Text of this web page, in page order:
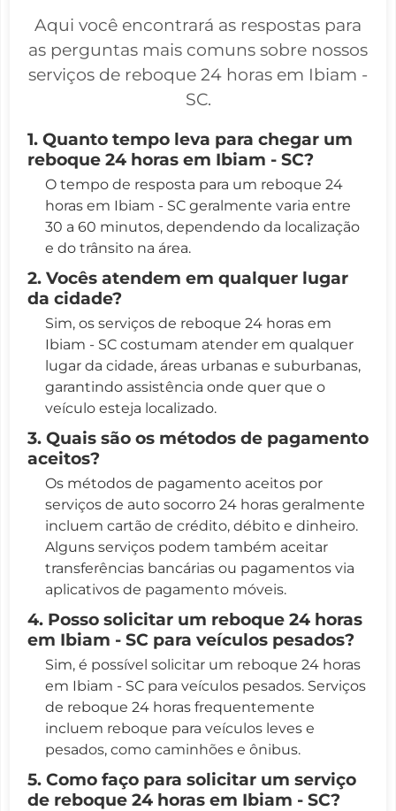
Aqui você encontrará as respostas para
as perguntas mais comuns sobre nossos
serviços de reboque 24 horas em Ibiam -
SC.
1. Quanto tempo leva para chegar um
reboque 24 horas em Ibiam - SC?
O tempo de resposta para um reboque 24
horas em Ibiam - SC geralmente varia entre
30 a 60 minutos, dependendo da localização
e do trânsito na área.
2. Vocês atendem em qualquer lugar
da cidade?
Sim, os serviços de reboque 24 horas em
Ibiam - SC costumam atender em qualquer
lugar da cidade, áreas urbanas e suburbanas,
garantindo assistência onde quer que o
veículo esteja localizado.
3. Quais são os métodos de pagamento
aceitos?
Os métodos de pagamento aceitos por
serviços de auto socorro 24 horas geralmente
incluem cartão de crédito, débito e dinheiro.
Alguns serviços podem também aceitar
transferências bancárias ou pagamentos via
aplicativos de pagamento móveis.
4. Posso solicitar um reboque 24 horas
em Ibiam - SC para veículos pesados?
Sim, é possível solicitar um reboque 24 horas
em Ibiam - SC para veículos pesados. Serviços
de reboque 24 horas frequentemente
incluem reboque para veículos leves e
pesados, como caminhões e ônibus.
5. Como faço para solicitar um serviço
de reboque 24 horas em Ibiam - SC?